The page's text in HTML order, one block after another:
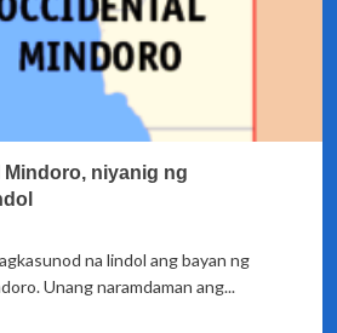
Mindoro, niyanig ng
na lindol ang bayan ng
Unang naramdaman ang...